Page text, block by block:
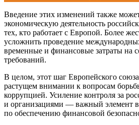
Введение этих изменений также
экономическую деятельность
тех, кто работает с Европой. Более
усложнить проведение
временные и финансовые затраты на
требований.
В целом, этот шаг Европейского союза
растущем внимании к вопросам
коррупцией. Усиление контроля за
и организациями — важный элемент в
по обеспечению финансовой